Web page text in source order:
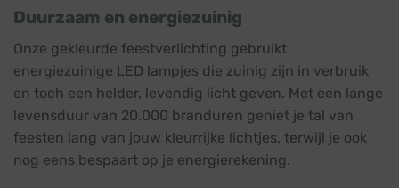
Duurzaam en energiezuinig
Onze gekleurde feestverlichting gebruikt
energiezuinige LED lampjes die zuinig zijn in verbruik
en toch een helder, levendig licht geven. Met een lange
levensduur van 20.000 branduren geniet je tal van
feesten lang van jouw kleurrijke lichtjes, terwijl je ook
nog eens bespaart op je energierekening.